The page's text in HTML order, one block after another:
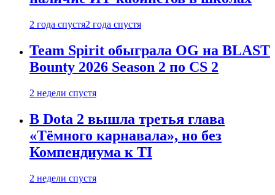
2 года спустя2 года спустя
Team Spirit обыграла OG на BLAST
Bounty 2026 Season 2 по CS 2
2 недели спустя
В Dota 2 вышла третья глава
«Тёмного карнавала», но без
Компендиума к TI
2 недели спустя